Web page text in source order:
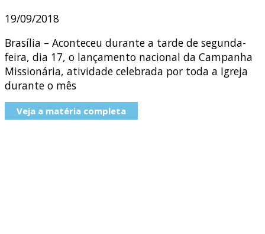
19/09/2018
Brasília – Aconteceu durante a tarde de segunda-
feira, dia 17, o lançamento nacional da Campanha
Missionária, atividade celebrada por toda a Igreja
durante o mês
Veja a matéria completa